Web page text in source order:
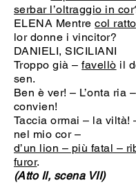
serbar l’oltraggio in cor
ELENA Mentrecol ratto
lor donne i vincitor?
DANIELI, SICILIANI
Troppo già –favellò il
sen.
Ben è ver! – L’onta ria
convien!
Taccia ormai – la viltà!
nel mio cor –
d’un lion – più fatal –
furor.
(Atto II, scena VII)